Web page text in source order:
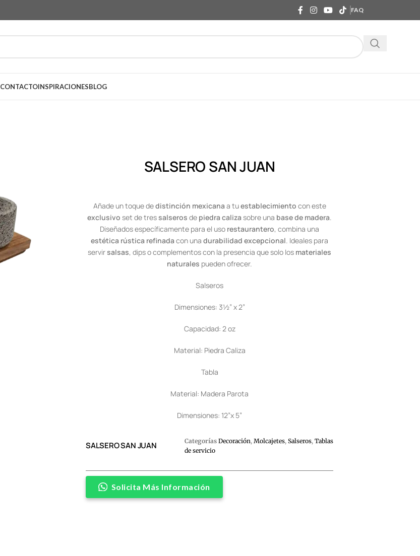
FAQ
CONTACTOINSPIRACIONESBLOG
SALSERO SAN JUAN
Añade un toque dedistinción mexicana a tuestablecimiento con este
exclusivo set de tressalseros de piedra caliza sobre una base de madera.
Diseñados específicamente para el uso restaurantero, combina una
estética rústica refinada con una durabilidad excepcional. Ideales para
servirsalsas, dips o complementos con la presencia que solo los materiales
naturales pueden ofrecer.
Salseros
Dimensiones: 3½” x 2”
Capacidad: 2 oz
Material: Piedra Caliza
Tabla
Material: Madera Parota
Dimensiones: 12”x 5”
SALSERO SAN JUAN Categorías Decoración, Molcajetes, Salseros, Tablas
de servicio
Solicita Más Información